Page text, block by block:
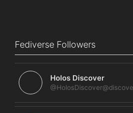
Fediverse Followers
Holos Discover